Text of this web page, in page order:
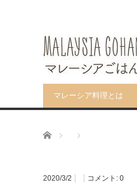
マレーシア料理とは
ホーム
2020/3/2 コメント: 0